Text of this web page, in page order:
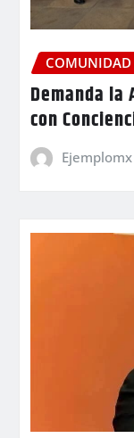
COMUNIDAD
Demanda la
con
Ejemplomx